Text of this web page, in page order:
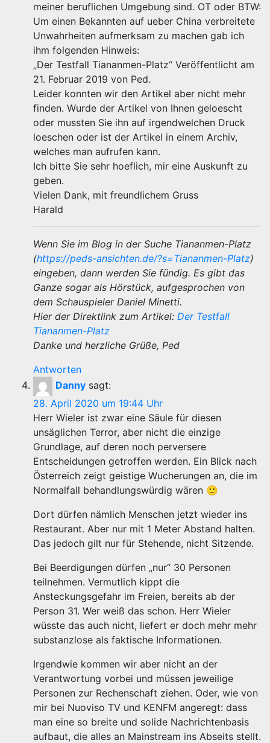
meiner beruflichen Umgebung sind. OT oder BTW:
Um einen Bekannten auf ueber China verbreitete
Unwahrheiten aufmerksam zu machen gab ich
ihm folgenden Hinweis:
„Der Testfall Tiananmen-Platz“ Veröffentlicht am
21. Februar 2019 von Ped.
Leider konnten wir den Artikel aber nicht mehr
finden. Wurde der Artikel von Ihnen geloescht
oder mussten Sie ihn auf irgendwelchen Druck
loeschen oder ist der Artikel in einem Archiv,
welches man aufrufen kann.
Ich bitte Sie sehr hoeflich, mir eine Auskunft zu
geben.
Vielen Dank, mit freundlichem Gruss
Harald
Wenn Sie im Blog in der Suche Tiananmen-Platz
(https://peds-ansichten.de/?s=Tiananmen-Platz)
eingeben, dann werden Sie fündig. Es gibt das
Ganze sogar als Hörstück, aufgesprochen von
dem Schauspieler Daniel Minetti.
Hier der Direktlink zum Artikel: Der Testfall
Tiananmen-Platz
Danke und herzliche Grüße, Ped
Antworten
Danny sagt:
28. April 2020 um 19:44 Uhr
Herr Wieler ist zwar eine Säule für diesen
unsäglichen Terror, aber nicht die einzige
Grundlage, auf deren noch perversere
Entscheidungen getroffen werden. Ein Blick nach
Österreich zeigt geistige Wucherungen an, die im
Normalfall behandlungswürdig wären 🙂
Dort dürfen nämlich Menschen jetzt wieder ins
Restaurant. Aber nur mit 1 Meter Abstand halten.
Das jedoch gilt nur für Stehende, nicht Sitzende.
Bei Beerdigungen dürfen „nur“ 30 Personen
teilnehmen. Vermutlich kippt die
Ansteckungsgefahr im Freien, bereits ab der
Person 31. Wer weiß das schon. Herr Wieler
wüsste das auch nicht, liefert er doch mehr mehr
substanzlose als faktische Informationen.
Irgendwie kommen wir aber nicht an der
Verantwortung vorbei und müssen jeweilige
Personen zur Rechenschaft ziehen. Oder, wie von
mir bei Nuoviso TV und KENFM angeregt: dass
man eine so breite und solide Nachrichtenbasis
aufbaut, die alles an Mainstream ins Abseits stellt.